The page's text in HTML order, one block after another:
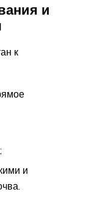
и
к
и